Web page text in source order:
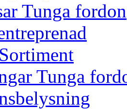
Tunga fordon
Tunga